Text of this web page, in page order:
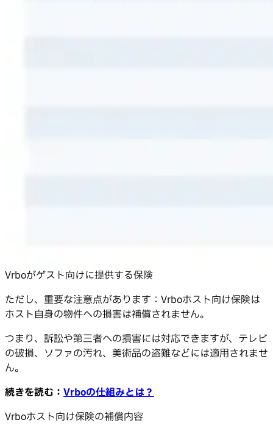
Vrboがゲスト向けに提供する保険
ただし、重要な注意点があります：Vrboホスト向け保険は
ホスト自身の物件への損害は補償されません。
つまり、訴訟や第三者への損害には対応できますが、テレビ
の破損、ソファの汚れ、美術品の盗難などには適用されませ
ん。
続きを読む： Vrboの仕組みとは？
Vrboホスト向け保険の補償内容